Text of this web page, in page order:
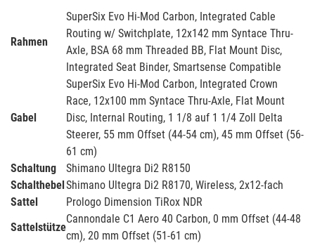
Rahmen
SuperSix Evo Hi-Mod Carbon, Integrated Cable
Routing w/ Switchplate, 12x142 mm Syntace Thru-
Axle, BSA 68 mm Threaded BB, Flat Mount Disc,
Integrated Seat Binder, Smartsense Compatible
Gabel
SuperSix Evo Hi-Mod Carbon, Integrated Crown
Race, 12x100 mm Syntace Thru-Axle, Flat Mount
Disc, Internal Routing, 1 1/8 auf 1 1/4 Zoll Delta
Steerer, 55 mm Offset (44-54 cm), 45 mm Offset (56-
61 cm)
Schaltung
Shimano Ultegra Di2 R8150
SchalthebelShimano Ultegra Di2 R8170, Wireless, 2x12-fach
Sattel
Prologo Dimension TiRox NDR
Sattelstütze
Cannondale C1 Aero 40 Carbon, 0 mm Offset (44-48
cm), 20 mm Offset (51-61 cm)